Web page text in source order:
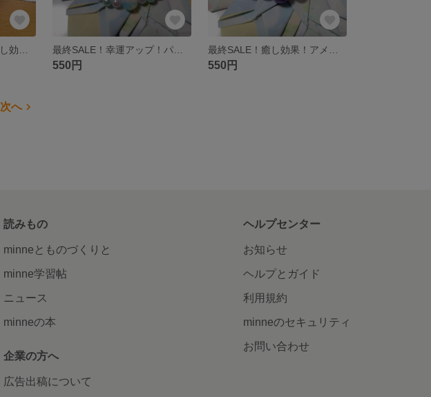
550円 550円
次へ
読みもの
minneとものづくりと
minne学習帖
ニュース
minneの本
企業の方へ
広告出稿について
ヘルプセンター
お知らせ
ヘルプとガイド
利用規約
minneのセキュリティ
お問い合わせ